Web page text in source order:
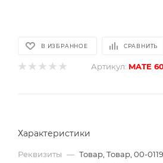
В ИЗБРАННОЕ СРАВНИТЬ
Артикул: MATE
Характеристики
Реквизиты — Товар, Товар, 00-